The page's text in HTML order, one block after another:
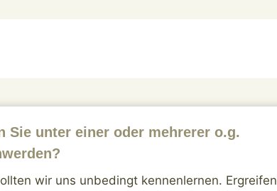
Sie unter einer oder mehrerer o.g.
wir uns unbedingt kennenlernen. Ergreifen